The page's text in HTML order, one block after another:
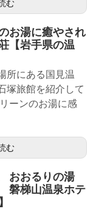
む
お湯に癒やされ
【岩手県の温
所にある国見温
旅館を紹介して
ーンのお湯に感
む
おおるりの湯
磐梯山温泉ホテ